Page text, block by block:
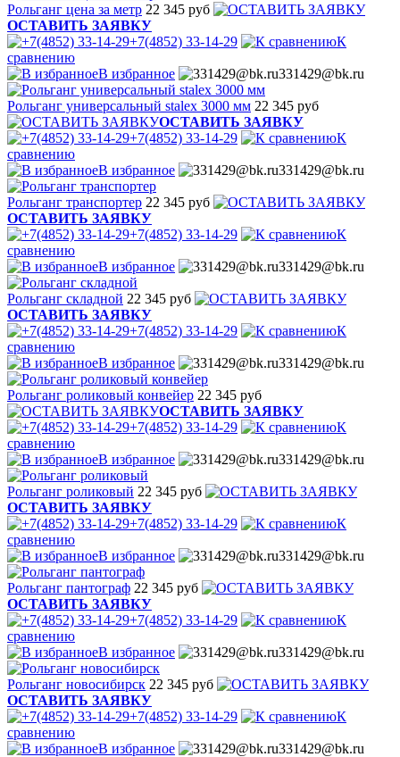
Рольганг цена за метр 22 345 руб
ОСТАВИТЬ ЗАЯВКУ
+7(4852) 33-14-29
К
сравнению
В избранное
331429@bk.ru
Рольганг универсальный stalex 3000 мм 22 345 руб
ОСТАВИТЬ ЗАЯВКУ
+7(4852) 33-14-29
К
сравнению
В избранное
331429@bk.ru
Рольганг транспортер 22 345 руб
ОСТАВИТЬ ЗАЯВКУ
+7(4852) 33-14-29
К
сравнению
В избранное
331429@bk.ru
Рольганг складной 22 345 руб
ОСТАВИТЬ ЗАЯВКУ
+7(4852) 33-14-29
К
сравнению
В избранное
331429@bk.ru
Рольганг роликовый конвейер 22 345 руб
ОСТАВИТЬ ЗАЯВКУ
+7(4852) 33-14-29
К
сравнению
В избранное
331429@bk.ru
Рольганг роликовый 22 345 руб
ОСТАВИТЬ ЗАЯВКУ
+7(4852) 33-14-29
К
сравнению
В избранное
331429@bk.ru
Рольганг пантограф 22 345 руб
ОСТАВИТЬ ЗАЯВКУ
+7(4852) 33-14-29
К
сравнению
В избранное
331429@bk.ru
Рольганг новосибирск 22 345 руб
ОСТАВИТЬ ЗАЯВКУ
+7(4852) 33-14-29
К
сравнению
В избранное
331429@bk.ru